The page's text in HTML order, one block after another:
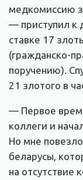
медкомиссию
— приступил к
ставке 17
(гражданско-
поручению).
21 злотого в
— Первое
коллеги и
Но мне
беларусы,
на отсутствие